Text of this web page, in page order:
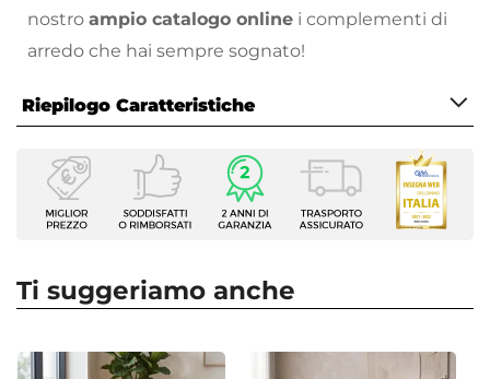
nostro ampio catalogo online i complementi di
arredo che hai sempre sognato!
Riepilogo Caratteristiche
Caratteristiche
Serie
Focal
Tavolo fisso
Dimensioni
Altezza
Ti suggeriamo anche